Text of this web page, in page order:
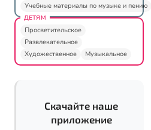
Учебные материалы по музыке и пению
ДЕТЯМ
Просветительское
Развлекательное
Художественное
Музыкальное
Скачайте наше
приложение